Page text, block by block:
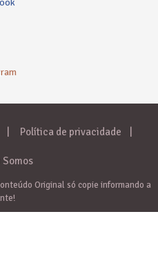
Política de privacidade
Somos
Original só copie informando a